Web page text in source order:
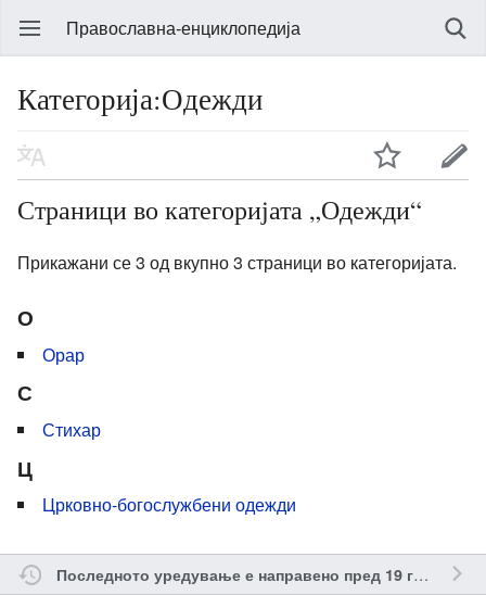
Православна-енциклопедија
Категорија:Одежди
Страници во категоријата „Одежди“
Прикажани се 3 од вкупно 3 страници во категоријата.
О
Орар
С
Стихар
Ц
Црковно-богослужбени одежди
Последното уредување е направено пред 19 години од